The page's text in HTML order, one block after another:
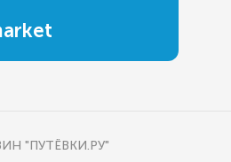
"ПУТЁВКИ.РУ"